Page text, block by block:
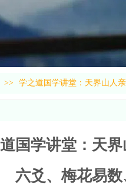
>> 学之道国学讲堂：天界山人
国学讲堂：天
六爻、梅花易